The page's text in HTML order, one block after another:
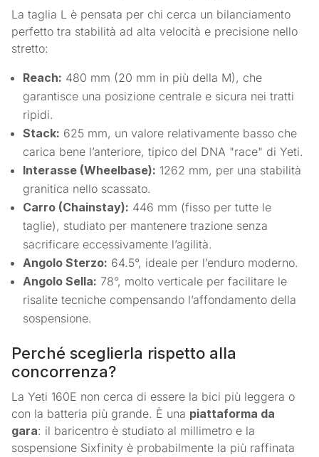
La taglia L è pensata per chi cerca un bilanciamento
perfetto tra stabilità ad alta velocità e precisione nello
stretto:
Reach: 480 mm (20 mm in più della M), che
garantisce una posizione centrale e sicura nei tratti
ripidi.
Stack: 625 mm, un valore relativamente basso che
carica bene l’anteriore, tipico del DNA "race" di Yeti.
Interasse (Wheelbase): 1262 mm, per una stabilità
granitica nello scassato.
Carro (Chainstay): 446 mm (fisso per tutte le
taglie), studiato per mantenere trazione senza
sacrificare eccessivamente l’agilità.
Angolo Sterzo: 64.5°, ideale per l’enduro moderno.
Angolo Sella: 78°, molto verticale per facilitare le
risalite tecniche compensando l’affondamento della
sospensione.
Perché sceglierla rispetto alla
concorrenza?
La Yeti 160E non cerca di essere la bici più leggera o
con la batteria più grande. È una piattaforma da
gara: il baricentro è studiato al millimetro e la
sospensione Sixfinity è probabilmente la più raffinata